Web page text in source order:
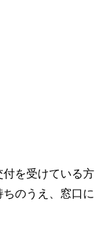
を受けている方
のうえ、窓口に